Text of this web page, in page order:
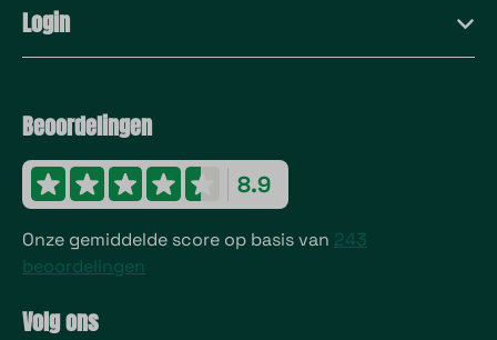
Login
Beoordelingen
8.9
Onze gemiddelde score op basis van 243
beoordelingen
Volg ons